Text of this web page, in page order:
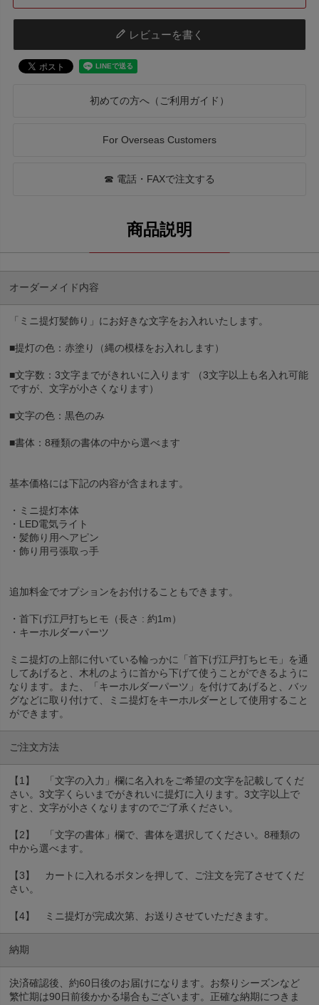
レビューを書く
初めての方へ（ご利用ガイド）
For Overseas Customers
☎ 電話・FAXで注文する
オーダーメイド内容
「ミニ提灯髪飾り」にお好きな文字をお入れいたします。
■提灯の色：赤塗り（縄の模様をお入れします）
■文字数：3文字までがきれいに入ります （3文字以上も名入れ可能
ですが、文字が小さくなります）
■文字の色：黒色のみ
■書体：8種類の書体の中から選べます
基本価格には下記の内容が含まれます。
・ミニ提灯本体
・LED電気ライト
・髪飾り用ヘアピン
・飾り用弓張取っ手
追加料金でオプションをお付けることもできます。
・首下げ江戸打ちヒモ（長さ : 約1m）
・キーホルダーパーツ
ミニ提灯の上部に付いている輪っかに「首下げ江戸打ちヒモ」を通
してあげると、木札のように首から下げて使うことができるように
なります。また、「キーホルダーパーツ」を付けてあげると、バッ
グなどに取り付けて、ミニ提灯をキーホルダーとして使用すること
ができます。
ご注文方法
【1】 「文字の入力」欄に名入れをご希望の文字を記載してくだ
さい。3文字くらいまでがきれいに提灯に入ります。3文字以上で
すと、文字が小さくなりますのでご了承ください。
【2】 「文字の書体」欄で、書体を選択してください。8種類の
中から選べます。
【3】 カートに入れるボタンを押して、ご注文を完了させてくだ
さい。
【4】 ミニ提灯が完成次第、お送りさせていただきます。
納期
決済確認後、約60日後のお届けになります。お祭りシーズンなど
繁忙期は90日前後かかる場合もございます。正確な納期につきま